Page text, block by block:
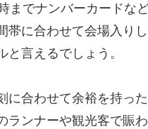
までナンバーカードな
に合わせて会場入り
言えるでしょう。
合わせて余裕を持っ
ンナーや観光客で賑